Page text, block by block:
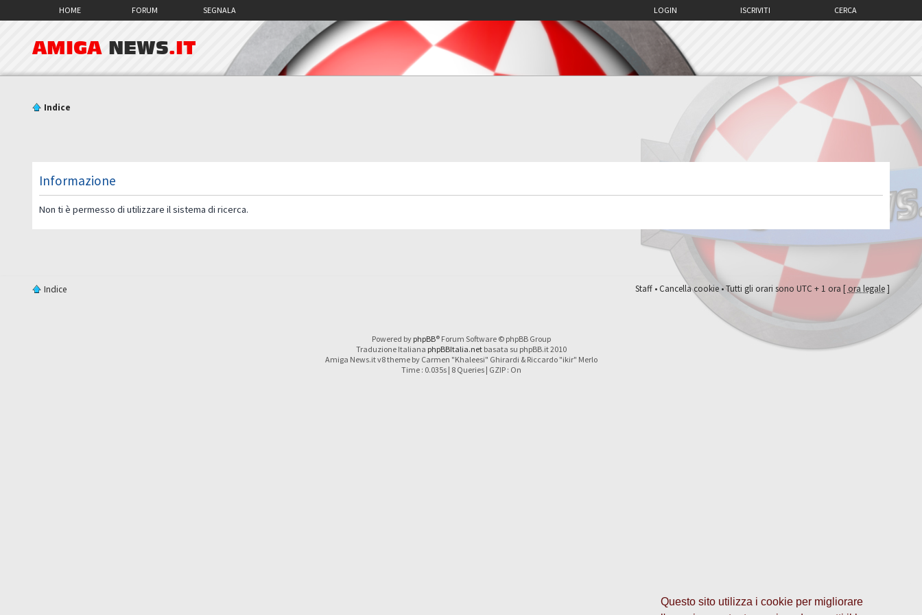
Questo sito utilizza i cookie per migliorare
HOME FORUM SEGNALA CERCA
ISCRIVITI
LOGIN
AMIGA NEWS.IT
Indice
Informazione
Non ti è permesso di utilizzare il sistema di ricerca.
Indice Staff•Cancella cookie• Tutti gli orari sono UTC + 1 ora [ ora legale]
Powered by phpBB® Forum Software © phpBB Group
Traduzione Italiana phpBBItalia.netbasata su phpBB.it 2010
Amiga News.it v8 theme by Carmen "Khaleesi" Ghirardi & Riccardo "ikir" Merlo
Time : 0.035s | 8 Queries | GZIP : On